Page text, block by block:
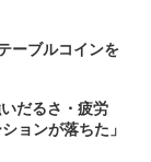
ーブルコインを
だるさ・疲労
ョンが落ちた」